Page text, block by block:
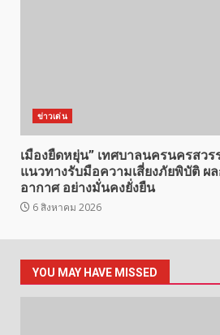
ข่าวเด่น
เมืองยืดหยุ่น” เทศบาลนครนครสว
แนวทางรับมือความเสี่ยงภัยพิบัติ ผ
อากาศ อย่างมั่นคงยั่งยืน
6 สิงหาคม 2026
YOU MAY HAVE MISSED